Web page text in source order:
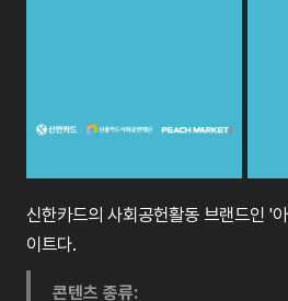
신한카드의 사회공헌활동 브랜드인 '
이트다.
콘텐츠 종류: